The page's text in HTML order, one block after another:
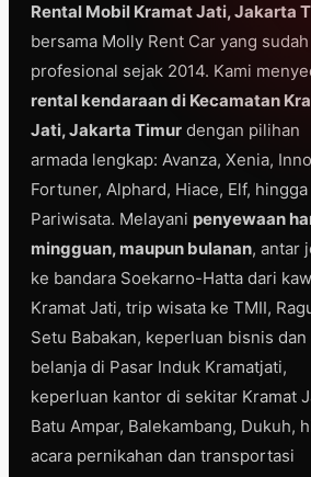
Rental Mobil Kramat Jati, Jakarta
bersama Molly Rent Car yang sudah
profesional sejak 2014. Kami
rental kendaraan di Kecamatan
Jati, Jakarta Timur dengan pilihan
armada lengkap: Avanza, Xenia,
Fortuner, Alphard, Hiace, Elf, hingga
Pariwisata. Melayani penyewaan
mingguan, maupun bulanan, antar
ke bandara Soekarno-Hatta dari
Kramat Jati, trip wisata ke TMII,
Setu Babakan, keperluan bisnis dan
belanja di Pasar Induk Kramatjati,
keperluan kantor di sekitar Kramat
Batu Ampar, Balekambang, Dukuh,
acara pernikahan dan transportasi